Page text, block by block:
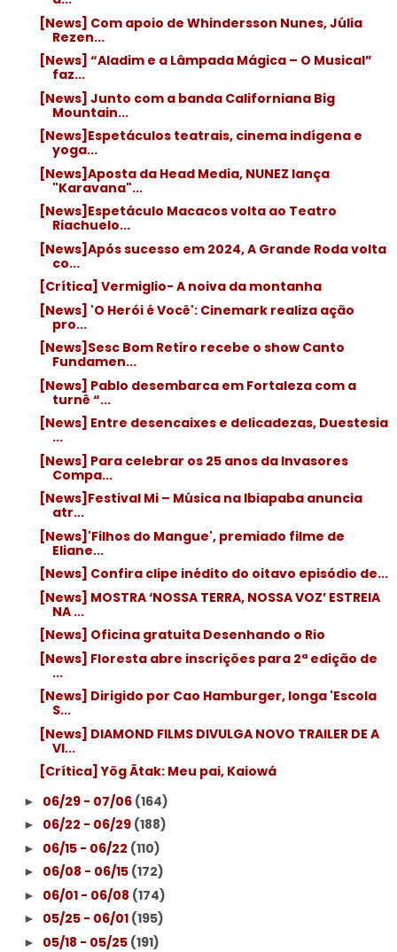
[News] Com apoio de Whindersson Nunes, Júlia
Rezen...
[News] “Aladim e a Lâmpada Mágica – O Musical”
faz...
[News] Junto com a banda Californiana Big
Mountain...
[News]Espetáculos teatrais, cinema indígena e
yoga...
[News]Aposta da Head Media, NUNEZ lança
"Karavana"...
[News]Espetáculo Macacos volta ao Teatro
Riachuelo...
[News]Após sucesso em 2024, A Grande Roda volta
co...
[Crítica] Vermiglio- A noiva da montanha
[News] 'O Herói é Você': Cinemark realiza ação
pro...
[News]Sesc Bom Retiro recebe o show Canto
Fundamen...
[News] Pablo desembarca em Fortaleza com a
turnê “...
[News] Entre desencaixes e delicadezas, Duestesia
...
[News] Para celebrar os 25 anos da Invasores
Compa...
[News]Festival Mi – Música na Ibiapaba anuncia
atr...
[News]'Filhos do Mangue', premiado filme de
Eliane...
[News] Confira clipe inédito do oitavo episódio de...
[News] MOSTRA ‘NOSSA TERRA, NOSSA VOZ’ ESTREIA
NA ...
[News] Oficina gratuita Desenhando o Rio
[News] Floresta abre inscrições para 2ª edição de
...
[News] Dirigido por Cao Hamburger, longa 'Escola
S...
[News] DIAMOND FILMS DIVULGA NOVO TRAILER DE A
VI...
[Crítica] Yõg Ãtak: Meu pai, Kaiowá
► 06/29 - 07/06 (164)
► 06/22 - 06/29 (188)
► 06/15 - 06/22 (110)
► 06/08 - 06/15 (172)
► 06/01 - 06/08 (174)
► 05/25 - 06/01 (195)
► 05/18 - 05/25 (191)